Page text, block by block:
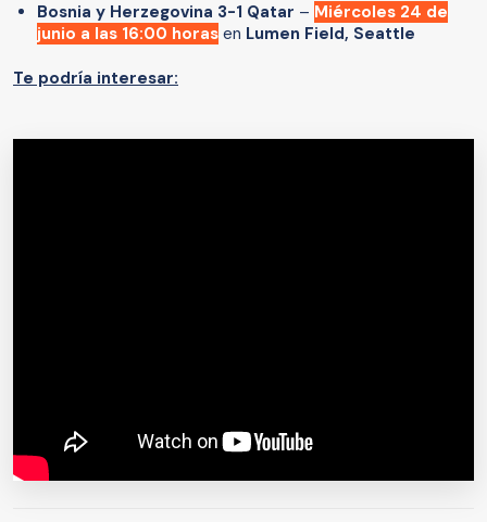
Bosnia y Herzegovina 3-1 Qatar – Miércoles 24 de
junio a las 16:00 horas en Lumen Field, Seattle
Te podría interesar: